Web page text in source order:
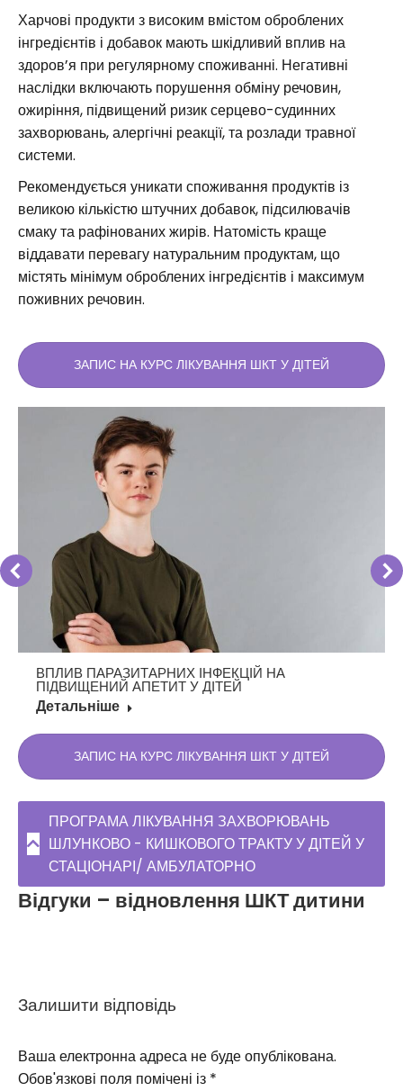
Харчові продукти з високим вмістом оброблених
інгредієнтів і добавок мають шкідливий вплив на
здоров’я при регулярному споживанні. Негативні
наслідки включають порушення обміну речовин,
ожиріння, підвищений ризик серцево-судинних
захворювань, алергічні реакції, та розлади травної
системи.
Рекомендується уникати споживання продуктів із
великою кількістю штучних добавок, підсилювачів
смаку та рафінованих жирів. Натомість краще
віддавати перевагу натуральним продуктам, що
містять мінімум оброблених інгредієнтів і максимум
поживних речовин.
ЗАПИС НА КУРС ЛІКУВАННЯ ШКТ У ДІТЕЙ
ВПЛИВ ПАРАЗИТАРНИХ ІНФЕКЦІЙ НА
ПІДВИЩЕНИЙ АПЕТИТ У ДІТЕЙ
Детальніше
ЗАПИС НА КУРС ЛІКУВАННЯ ШКТ У ДІТЕЙ
ПРОГРАМА ЛІКУВАННЯ ЗАХВОРЮВАНЬ
ШЛУНКОВО - КИШКОВОГО ТРАКТУ У ДІТЕЙ У
СТАЦІОНАРІ/ АМБУЛАТОРНО
Відгуки – відновлення ШКТ дитини
Залишити відповідь
Ваша електронна адреса не буде опублікована.
Обов'язкові поля помічені із *